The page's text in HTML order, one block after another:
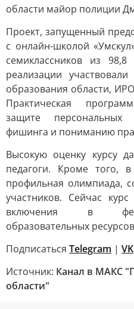
области майор полиции
Проект, запущенный
с онлайн-школой
семиклассников из
реализации
образования области,
Практическая
защите персональных
фишинга и пониманию
Высокую оценку курсу
педагоги. Кроме того,
профильная олимпиада,
участников. Сейчас
включения в
образовательных
Подписаться Telegram | VK
Источник: Канал в МАКС
области"